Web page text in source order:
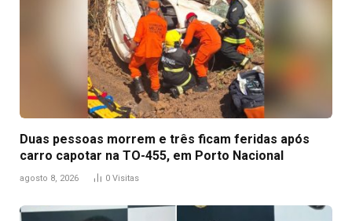
Duas pessoas morrem e três ficam feridas após
carro capotar na TO-455, em Porto Nacional
agosto 8, 2026 0 Visitas